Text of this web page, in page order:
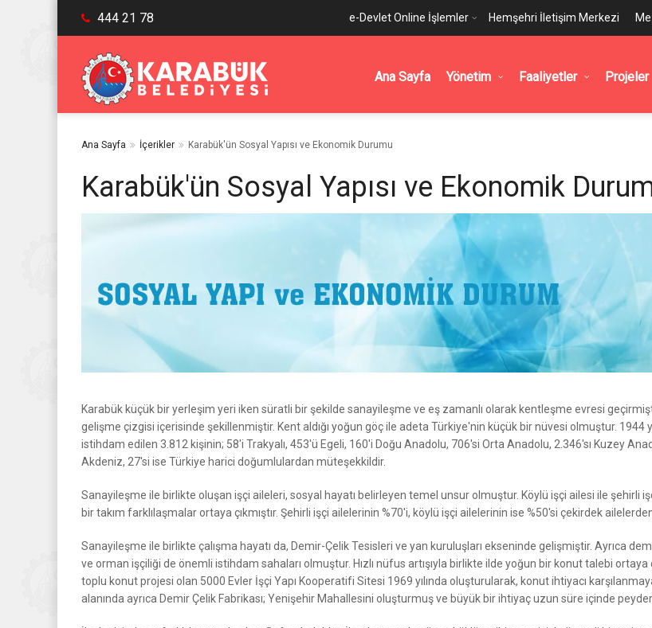
444 21 78 e-Devlet Online İşlemler Hemşehri İletişim Merkezi
Ana Sayfa Yönetim Faaliyetler Projeler
Ana Sayfa İçerikler Karabük'ün Sosyal Yapısı ve Ekonomik Durumu
Karabük'ün Sosyal Yapısı ve Ekonomik
Karabük küçük bir yerleşim yeri iken süratli bir şekilde sanayileşme ve eş zamanlı olarak kentleşme evresi
gelişme çizgisi içerisinde şekillenmiştir. Kent aldığı yoğun göç ile adeta Türkiye'nin küçük bir nüvesi olmuştur. 1944
istihdam edilen 3.812 kişinin; 58'i Trakyalı, 453'ü Egeli, 160'i Doğu Anadolu, 706'si Orta Anadolu, 2.346'sı Kuzey
Akdeniz, 27'si ise Türkiye harici doğumlulardan müteşekkildir.
Sanayileşme ile birlikte oluşan işçi aileleri, sosyal hayatı belirleyen temel unsur olmuştur. Köylü işçi ailesi ile şehirli
bir takım farklılaşmalar ortaya çıkmıştır. Şehirli işçi ailelerinin %70'i, köylü işçi ailelerinin ise %50'si çekirdek
Sanayileşme ile birlikte çalışma hayatı da, Demir-Çelik Tesisleri ve yan kuruluşları ekseninde gelişmiştir. Ayrıca
ve orman işçiliği de önemli istihdam sahaları olmuştur. Hızlı nüfus artışıyla birlikte ilde yoğun bir konut talebi ortaya
toplu konut projesi olan 5000 Evler İşçi Yapı Kooperatifi Sitesi 1969 yılında oluşturularak, konut ihtiyacı karşılanmaya
alanında ayrıca Demir Çelik Fabrikası; Yenişehir Mahallesini oluşturmuş ve büyük bir ihtiyaç uzun süre içinde